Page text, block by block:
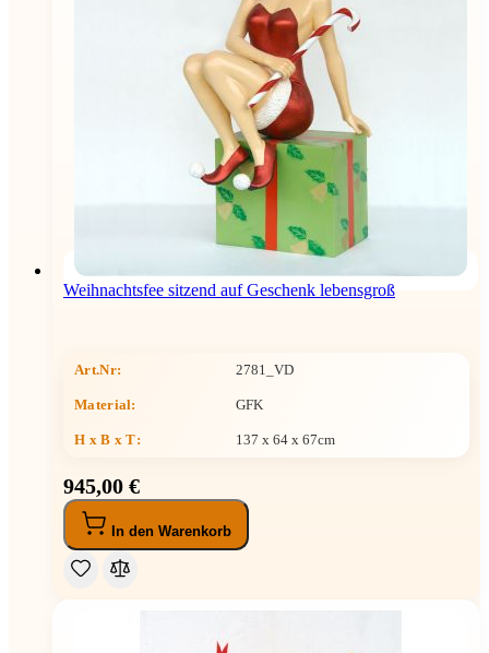
Weihnachtsfee sitzend auf Geschenk lebensgroß
Art.Nr: 2781_VD
Material: GFK
H x B x T: 137 x 64 x 67cm
945,00 €
In den Warenkorb